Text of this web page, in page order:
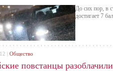
До сих пор, в
достигает 7
повстанцы
| Общество